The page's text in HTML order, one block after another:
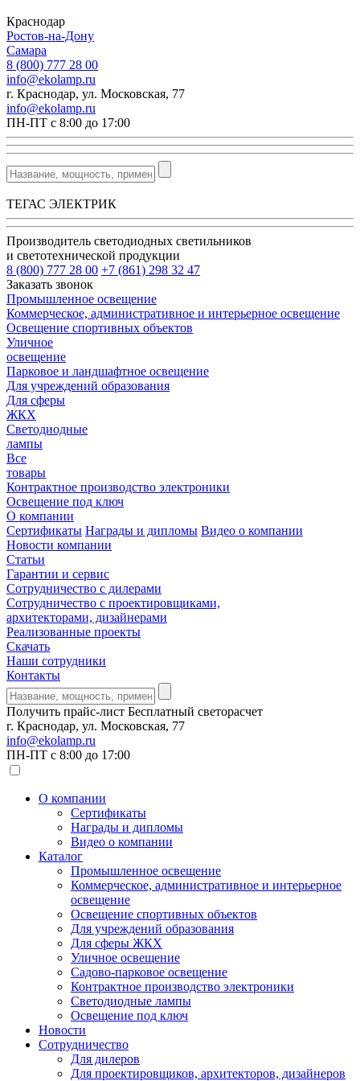
Краснодар
Ростов-на-Дону
Самара
8 (800) 777 28 00
info@ekolamp.ru
г. Краснодар, ул. Московская, 77
info@ekolamp.ru
ПН-ПТ с 8:00 до 17:00
ТЕГАС ЭЛЕКТРИК
Производитель светодиодных светильников
и светотехнической продукции
8 (800) 777 28 00 +7 (861) 298 32 47
Заказать звонок
Промышленное освещение
Коммерческое, административное и интерьерное освещение
Освещение спортивных объектов
Уличное
освещение
Парковое и ландшафтное освещение
Для учреждений образования
Для сферы
ЖКХ
Светодиодные
лампы
Все
товары
Контрактное производство электроники
Освещение под ключ
О компании
Сертификаты Награды и дипломы Видео о компании
Новости компании
Статьи
Гарантии и сервис
Сотрудничество с дилерами
Сотрудничество с проектировщиками,
архитекторами, дизайнерами
Реализованные проекты
Скачать
Наши сотрудники
Контакты
Получить прайс-лист Бесплатный светорасчет
г. Краснодар, ул. Московская, 77
info@ekolamp.ru
ПН-ПТ с 8:00 до 17:00
О компании
Сертификаты
Награды и дипломы
Видео о компании
Каталог
Промышленное освещение
Коммерческое, административное и интерьерное
освещение
Освещение спортивных объектов
Для учреждений образования
Для сферы ЖКХ
Уличное освещение
Садово-парковое освещение
Контрактное производство электроники
Светодиодные лампы
Освещение под ключ
Новости
Сотрудничество
Для дилеров
Для проектировщиков, архитекторов, дизайнеров